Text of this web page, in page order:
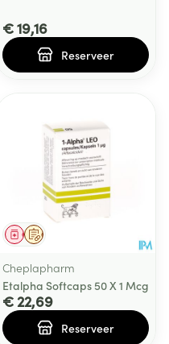
€ 19,16
Reserveer
Op voorschrift
Geneesmiddel
Cheplapharm
Etalpha Softcaps 50 X 1 Mcg
€ 22,69
Reserveer